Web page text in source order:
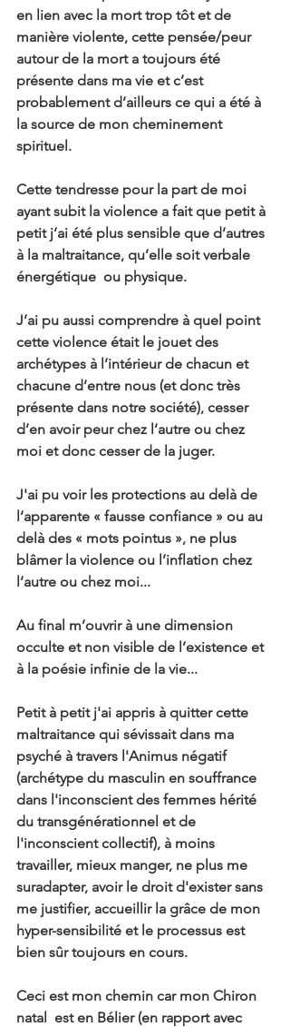
en lien avec la mort trop tôt et de
manière violente, cette pensée/peur
autour de la mort a toujours été
présente dans ma vie et c’est
probablement d’ailleurs ce qui a été à
la source de mon cheminement
spirituel.
Cette tendresse pour la part de moi
ayant subit la violence a fait que petit à
petit j’ai été plus sensible que d’autres
à la maltraitance, qu’elle soit verbale
énergétique  ou physique.
J’ai pu aussi comprendre à quel point
cette violence était le jouet des
archétypes à l’intérieur de chacun et
chacune d’entre nous (et donc très
présente dans notre société), cesser
d’en avoir peur chez l’autre ou chez
moi et donc cesser de la juger.
J'ai pu voir les protections au delà de
l’apparente « fausse confiance » ou au
delà des « mots pointus », ne plus
blâmer la violence ou l’inflation chez
l’autre ou chez moi...
Au final m’ouvrir à une dimension
occulte et non visible de l’existence et
à la poésie infinie de la vie...
Petit à petit j'ai appris à quitter cette
maltraitance qui sévissait dans ma
psyché à travers l'Animus négatif
(archétype du masculin en souffrance
dans l'inconscient des femmes hérité
du transgénérationnel et de
l'inconscient collectif), à moins
travailler, mieux manger, ne plus me
suradapter, avoir le droit d'exister sans
me justifier, accueillir la grâce de mon
hyper-sensibilité et le processus est
bien sûr toujours en cours.
Ceci est mon chemin car mon Chiron
natal  est en Bélier (en rapport avec